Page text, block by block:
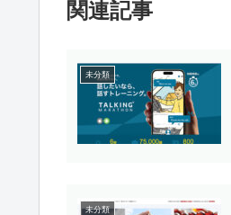
関連記事
未分類
未分類